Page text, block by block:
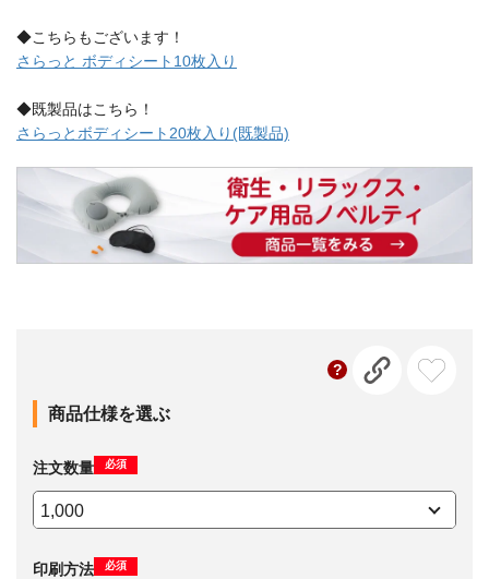
◆こちらもございます！
さらっと ボディシート10枚入り
◆既製品はこちら！
さらっとボディシート20枚入り(既製品)
商品仕様を選ぶ
注文数量 必須
印刷方法 必須